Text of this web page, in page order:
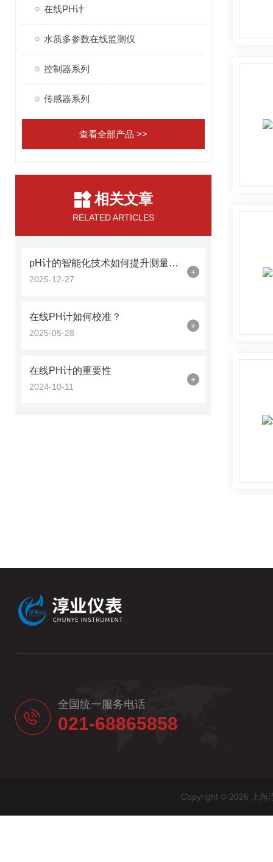
在线PH计
水质多参数在线监测仪
控制器系列
传感器系列
查看全部产品 >>
相关文章
RELATED ARTICLES
pH计的智能化技术如何提升测量效率？
2025-12-27
+
在线PH计如何校准？
2025-05-28
+
在线PH计的重要性
2024-10-11
+
全国统一服务电话
021-68865858
Copyright © 2026 上